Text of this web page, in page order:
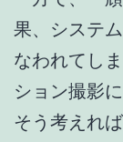
果、システ
なわれてし
ション撮影
そう考えれ